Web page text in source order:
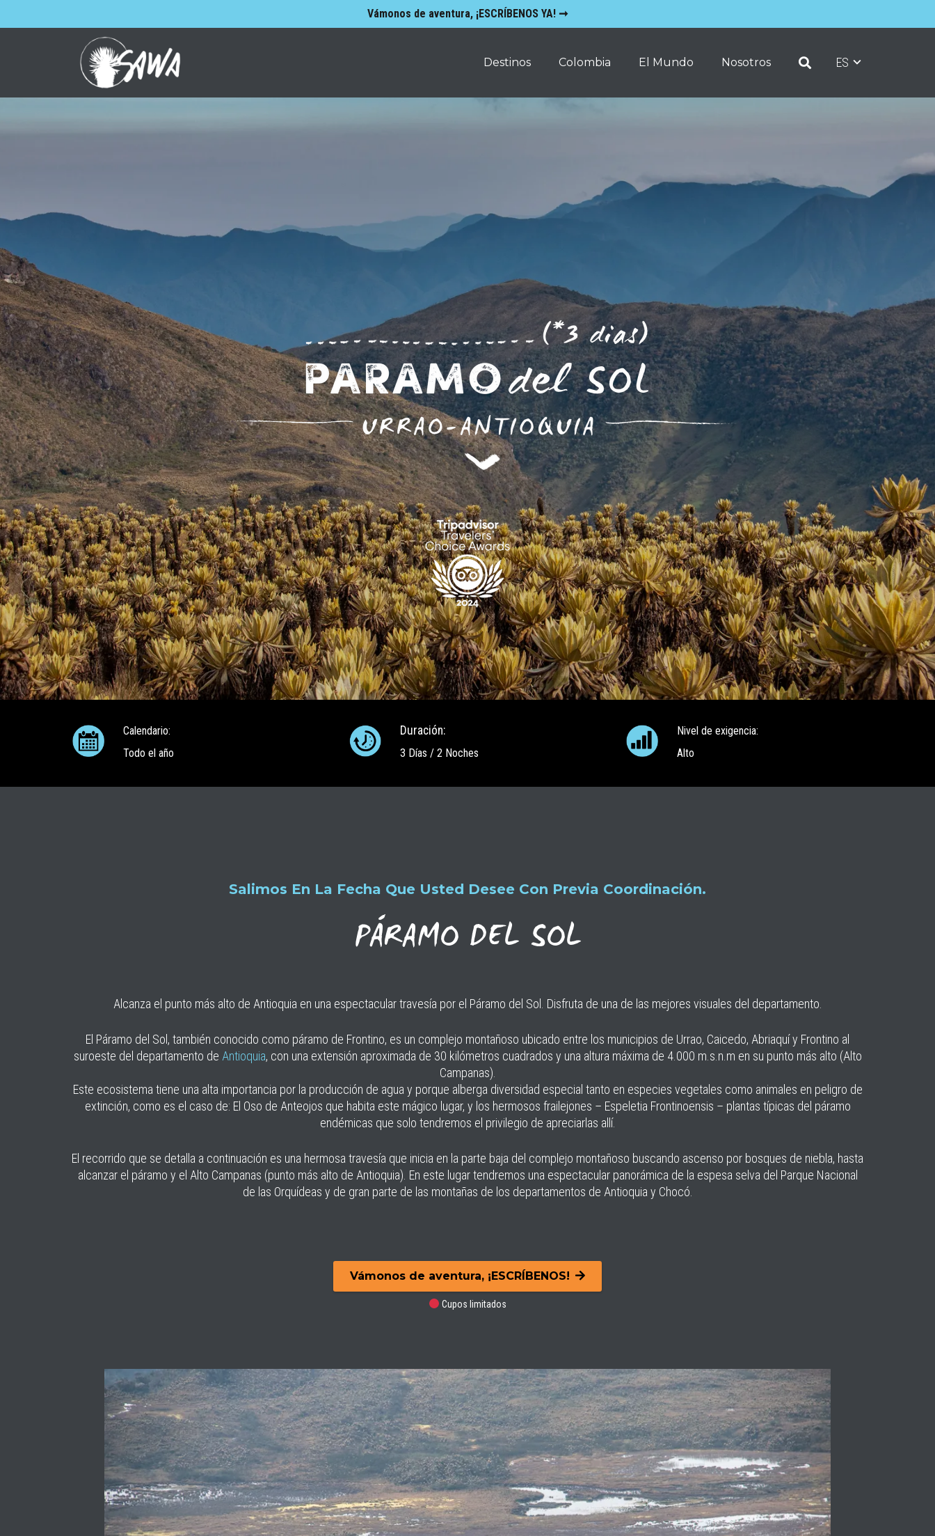
Vámonos de aventura, ¡ESCRÍBENOS YA! ➞
Destinos Colombia El Mundo Nosotros ES
Calendario:
Todo el año
Duración:
3 Días / 2 Noches
Nivel de exigencia:
Alto
Salimos En La Fecha Que Usted Desee Con Previa Coordinación.
PÁRAMO DEL SOL
Alcanza el punto más alto de Antioquia en una espectacular travesía por el Páramo del Sol. Disfruta de una de las mejores visuales del departamento.
El Páramo del Sol, también conocido como páramo de Frontino, es un complejo montañoso ubicado entre los municipios de Urrao, Caicedo, Abriaquí y Frontino al
suroeste del departamento de Antioquia, con una extensión aproximada de 30 kilómetros cuadrados y una altura máxima de 4.000 m.s.n.m en su punto más alto (Alto
Campanas).
Este ecosistema tiene una alta importancia por la producción de agua y porque alberga diversidad especial tanto en especies vegetales como animales en peligro de
extinción, como es el caso de: El Oso de Anteojos que habita este mágico lugar, y los hermosos frailejones – Espeletia Frontinoensis – plantas típicas del páramo
endémicas que solo tendremos el privilegio de apreciarlas allí.
El recorrido que se detalla a continuación es una hermosa travesía que inicia en la parte baja del complejo montañoso buscando ascenso por bosques de niebla, hasta
alcanzar el páramo y el Alto Campanas (punto más alto de Antioquia). En este lugar tendremos una espectacular panorámica de la espesa selva del Parque Nacional
de las Orquídeas y de gran parte de las montañas de los departamentos de Antioquia y Chocó.
Vámonos de aventura, ¡ESCRÍBENOS!
Cupos limitados